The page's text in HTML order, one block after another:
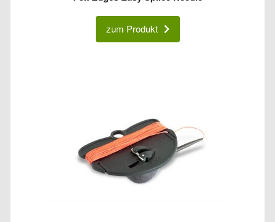
zum Produkt